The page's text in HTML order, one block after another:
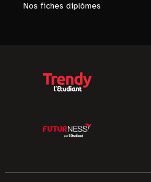
Nos fiches diplômes